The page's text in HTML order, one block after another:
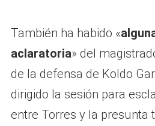
También ha habido «
aclaratoria» del
de la defensa de Koldo
dirigido la sesión para
entre Torres y la presunta